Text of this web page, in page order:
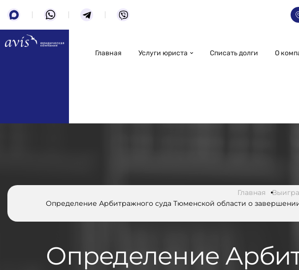
Главная Услуги юриста Списать долги О
Главная
Определение Арбитражного суда Тюменской области о
Определение